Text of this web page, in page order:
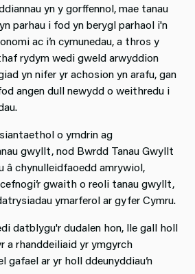
yn y gorffennol, mae tanau
parhau i fod yn berygl parhaol i'n
ac i’n cymunedau, a thros y
rydym wedi gweld arwyddion
yn nifer yr achosion yn arafu, gan
angen dull newydd o weithredu i
o ymdrin ag
gwyllt, nod Bwrdd Tanau Gwyllt
â chynulleidfaoedd amrywiol,
gwaith o reoli tanau gwyllt,
ymarferol ar gyfer Cymru.
datblygu'r dudalen hon, lle gall holl
a rhanddeiliaid yr ymgyrch
gafael ar yr holl ddeunyddiau’n